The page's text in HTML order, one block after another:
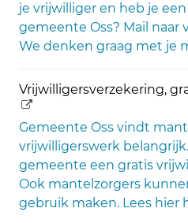
je vrijwilliger en heb je
gemeente Oss? Mail naar
We denken graag met je
Vrijwilligersverzekering,
Gemeente Oss vindt
vrijwilligerswerk
gemeente een gratis
Ook mantelzorgers
gebruik maken. Lees hier